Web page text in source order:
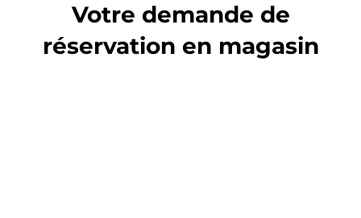
Votre demande de
réservation en magasin